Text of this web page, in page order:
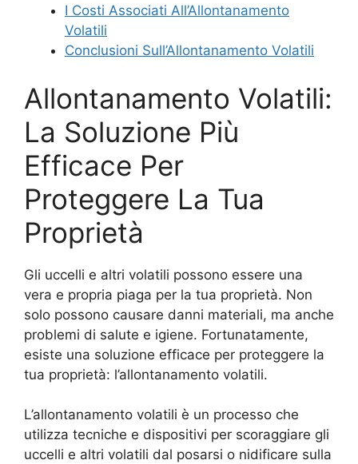
I Costi Associati All’Allontanamento
Volatili
Conclusioni Sull’Allontanamento Volatili
Allontanamento Volatili:
La Soluzione Più
Efficace Per
Proteggere La Tua
Proprietà
Gli uccelli e altri volatili possono essere una
vera e propria piaga per la tua proprietà. Non
solo possono causare danni materiali, ma anche
problemi di salute e igiene. Fortunatamente,
esiste una soluzione efficace per proteggere la
tua proprietà: l’allontanamento volatili.
L’allontanamento volatili è un processo che
utilizza tecniche e dispositivi per scoraggiare gli
uccelli e altri volatili dal posarsi o nidificare sulla